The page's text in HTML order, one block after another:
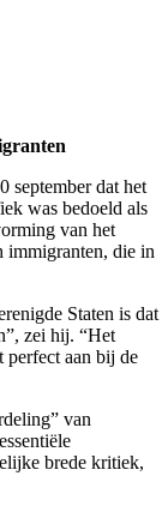
september dat het
was bedoeld als
van het
immigranten, die in
Staten is dat
zei hij. “Het
perfect aan bij de
van
brede kritiek,